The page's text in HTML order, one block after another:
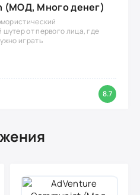
(МОД, Много денег)
от первого лица, где
играть
8.7